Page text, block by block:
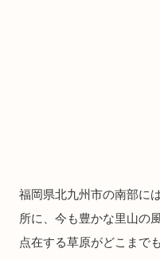
福岡県北九州市の南部に
所に、今も豊かな里山の
点在する草原がどこまで